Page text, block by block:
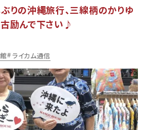
りの沖縄旅行、三線柄のかりゆ
励んで下さい♪
ライカム通信